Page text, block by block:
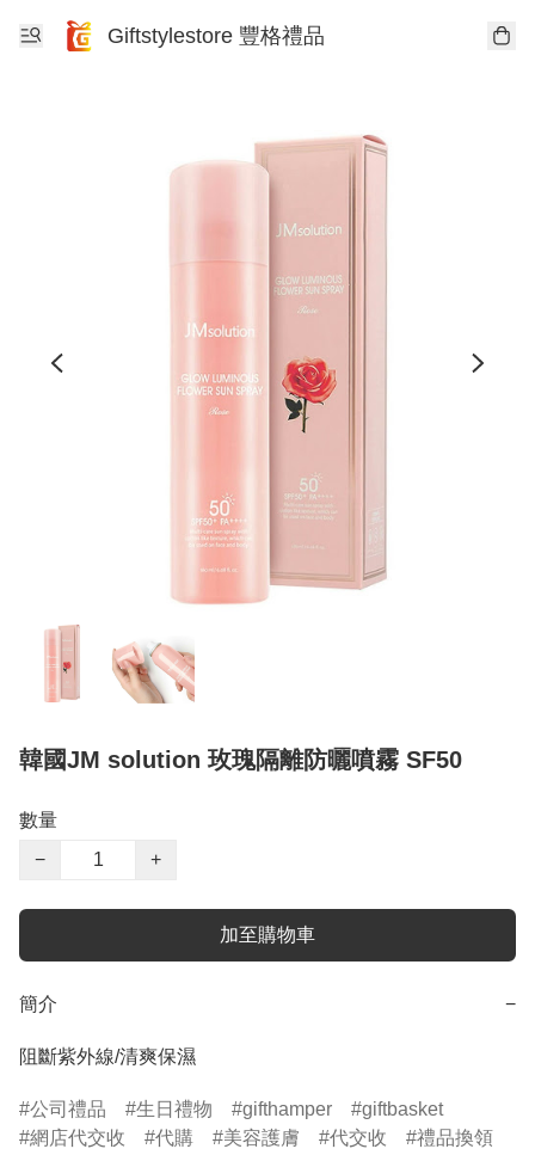
Giftstylestore 豐格禮品
韓國JM solution 玫瑰隔離防曬噴霧 SF50
數量
−
+
加至購物車
簡介 −
阻斷紫外線/清爽保濕
公司禮品 生日禮物 gifthamper
giftbasket
網店代交收
代購 美容護膚 代交收
禮品換領